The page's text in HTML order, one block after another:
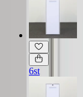
6st